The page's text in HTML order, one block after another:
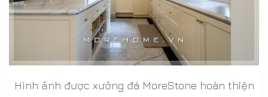
Hình ảnh được xưởng đá MoreStone hoàn thiện